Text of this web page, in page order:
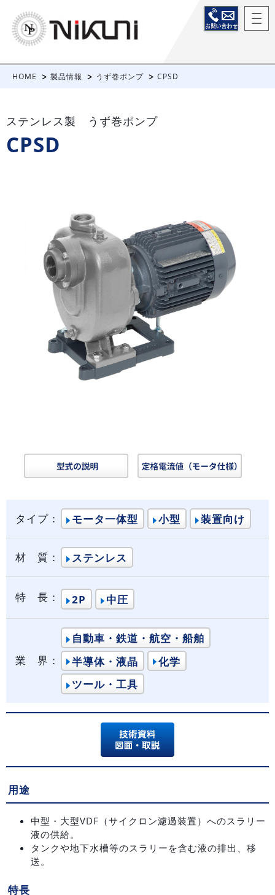
HOME 製品情報 うず巻ポンプ CPSD
ステンレス製 うず巻ポンプ
CPSD
タイプ： モータ一体型 小型 装置向け
材 質： ステンレス
特 長： 2P 中圧
業 界：
自動車・鉄道・航空・船舶
半導体・液晶
化学
ツール・工具
用途
中型・大型VDF（サイクロン濾過装置）へのスラリー
液の供給。
タンクや地下水槽等のスラリーを含む液の排出、移
送。
特長